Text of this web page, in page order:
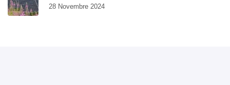
28 Novembre 2024